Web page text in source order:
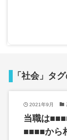
「社会」タ
2021年9月
当職は
■■■■から